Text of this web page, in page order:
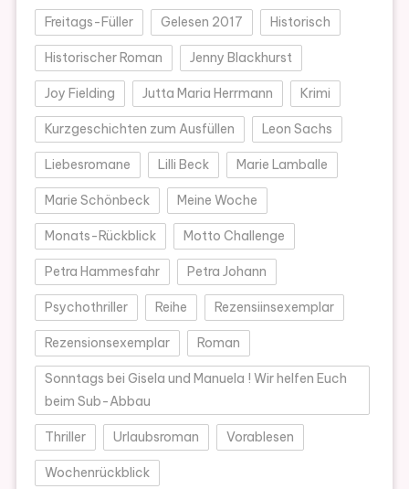
Freitags-Füller Gelesen 2017 Historisch
Historischer Roman Jenny Blackhurst
Joy Fielding Jutta Maria Herrmann Krimi
Kurzgeschichten zum Ausfüllen Leon Sachs
Liebesromane Lilli Beck Marie Lamballe
Marie Schönbeck Meine Woche
Monats-Rückblick Motto Challenge
Petra Hammesfahr Petra Johann
Psychothriller Reihe Rezensiinsexemplar
Rezensionsexemplar Roman
Sonntags bei Gisela und Manuela ! Wir helfen Euch
beim Sub-Abbau
Thriller Urlaubsroman Vorablesen
Wochenrückblick